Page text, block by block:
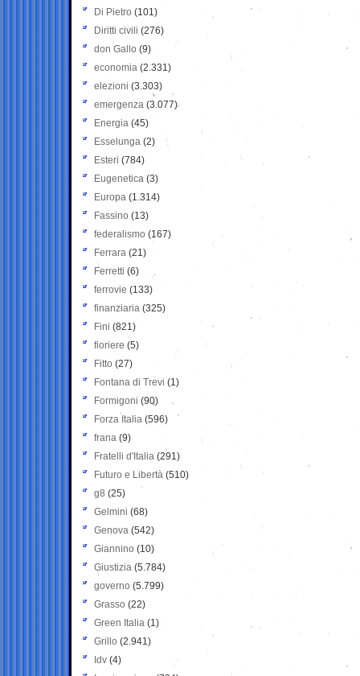
Di Pietro (101)
Diritti civili (276)
don Gallo (9)
economia (2.331)
elezioni (3.303)
emergenza (3.077)
Energia (45)
Esselunga (2)
Esteri (784)
Eugenetica (3)
Europa (1.314)
Fassino (13)
federalismo (167)
Ferrara (21)
Ferretti (6)
ferrovie (133)
finanziaria (325)
Fini (821)
fioriere (5)
Fitto (27)
Fontana di Trevi (1)
Formigoni (90)
Forza Italia (596)
frana (9)
Fratelli d'Italia (291)
Futuro e Libertà (510)
g8 (25)
Gelmini (68)
Genova (542)
Giannino (10)
Giustizia (5.784)
governo (5.799)
Grasso (22)
Green Italia (1)
Grillo (2.941)
Idv (4)